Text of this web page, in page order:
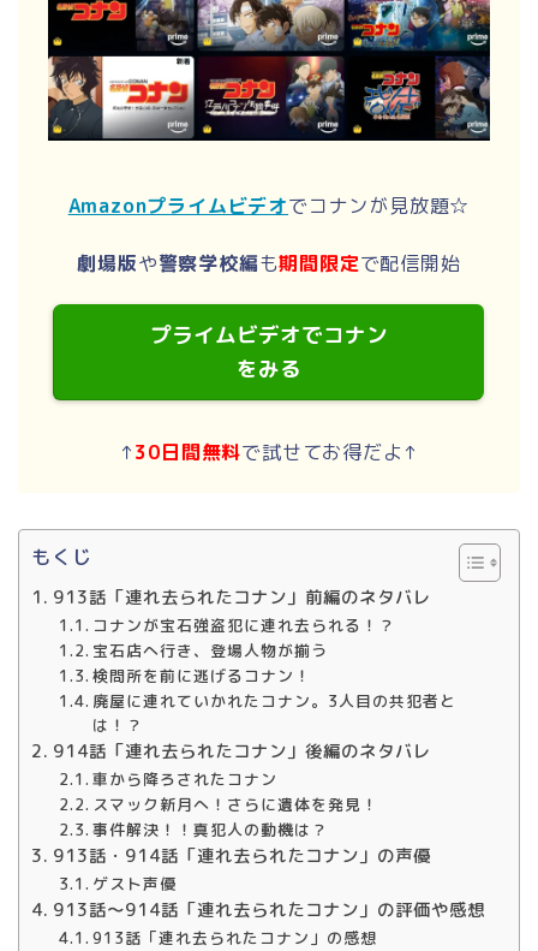
Amazonプライムビデオでコナンが見放題☆
劇場版や警察学校編も期間限定で配信開始
プライムビデオでコナン
をみる
↑30日間無料で試せてお得だよ↑
もくじ
913話「連れ去られたコナン」前編のネタバレ
コナンが宝石強盗犯に連れ去られる！？
宝石店へ行き、登場人物が揃う
検問所を前に逃げるコナン！
廃屋に連れていかれたコナン。3人目の共犯者と
は！？
914話「連れ去られたコナン」後編のネタバレ
車から降ろされたコナン
スマック新月へ！さらに遺体を発見！
事件解決！！真犯人の動機は？
913話・914話「連れ去られたコナン」の声優
ゲスト声優
913話～914話「連れ去られたコナン」の評価や感想
913話「連れ去られたコナン」の感想